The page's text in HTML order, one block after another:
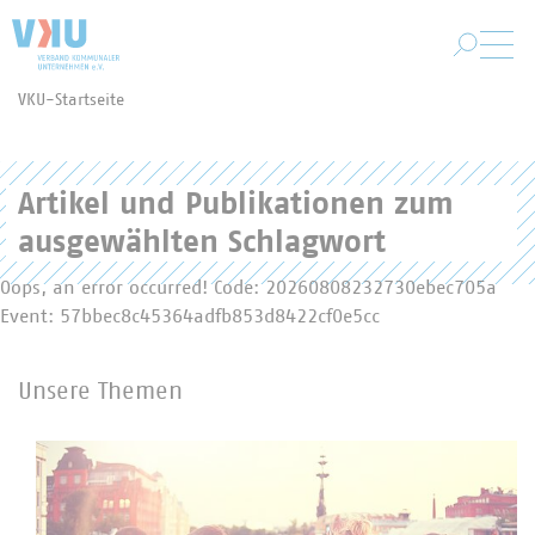
VKU-Startseite
Artikel und Publikationen zum
ausgewählten Schlagwort
Oops, an error occurred! Code: 20260808232730ebec705a
Event: 57bbec8c45364adfb853d8422cf0e5cc
Unsere Themen